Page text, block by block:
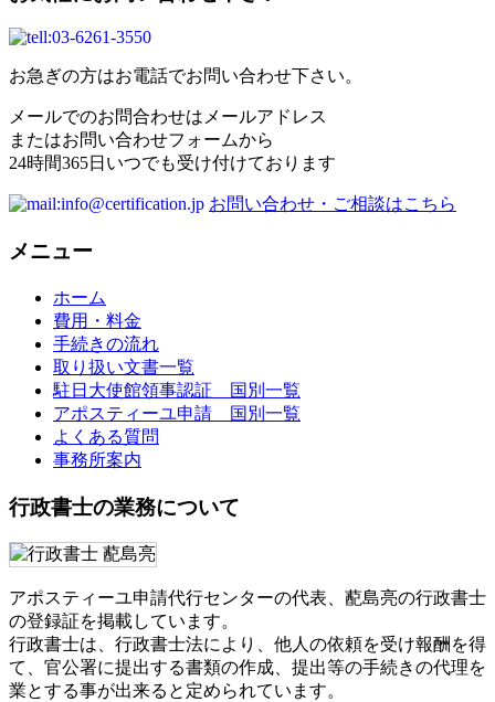
お急ぎの方はお電話でお問い合わせ下さい。
メールでのお問合わせはメールアドレス
またはお問い合わせフォームから
24時間365日いつでも受け付けております
お問い合わせ・ご相談はこちら
メニュー
ホーム
費用・料金
手続きの流れ
取り扱い文書一覧
駐日大使館領事認証 国別一覧
アポスティーユ申請 国別一覧
よくある質問
事務所案内
行政書士の業務について
アポスティーユ申請代行センターの代表、蓜島亮の行政書士
の登録証を掲載しています。
行政書士は、行政書士法により、他人の依頼を受け報酬を得
て、官公署に提出する書類の作成、提出等の手続きの代理を
業とする事が出来ると定められています。